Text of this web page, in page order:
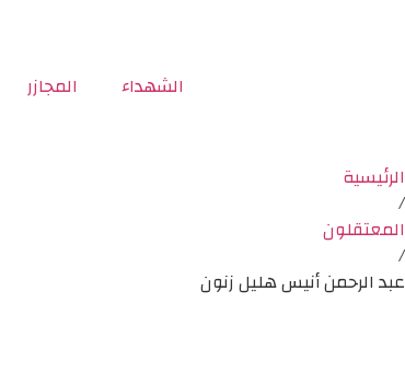
الشهداء المجازر
الرئيسية
/
المعتقلون
/
عبد الرحمن أنيس هليل زنون